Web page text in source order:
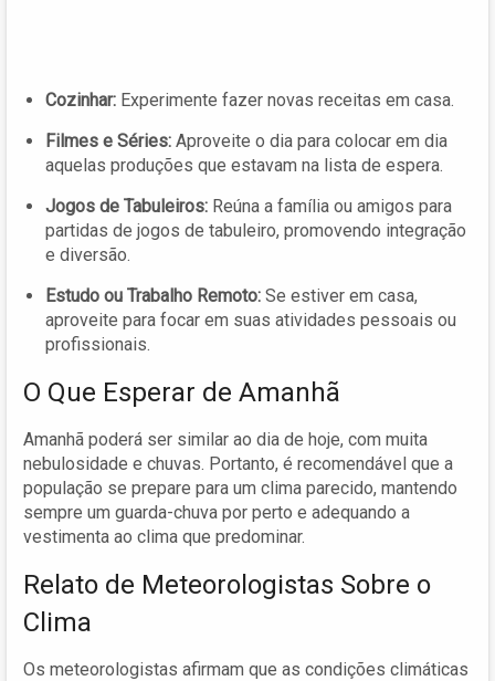
Cozinhar: Experimente fazer novas receitas em casa.
Filmes e Séries: Aproveite o dia para colocar em dia
aquelas produções que estavam na lista de espera.
Jogos de Tabuleiros: Reúna a família ou amigos para
partidas de jogos de tabuleiro, promovendo integração
e diversão.
Estudo ou Trabalho Remoto: Se estiver em casa,
aproveite para focar em suas atividades pessoais ou
profissionais.
O Que Esperar de Amanhã
Amanhã poderá ser similar ao dia de hoje, com muita
nebulosidade e chuvas. Portanto, é recomendável que a
população se prepare para um clima parecido, mantendo
sempre um guarda-chuva por perto e adequando a
vestimenta ao clima que predominar.
Relato de Meteorologistas Sobre o
Clima
Os meteorologistas afirmam que as condições climáticas